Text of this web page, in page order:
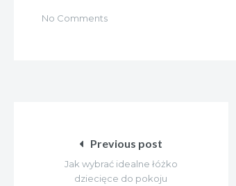
No Comments
Previous post
Jak wybrać idealne łóżko
dziecięce do pokoju